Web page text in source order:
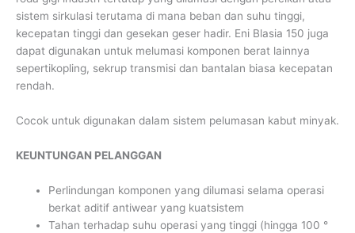
sistem sirkulasi terutama di mana beban dan suhu tinggi,
kecepatan tinggi dan gesekan geser hadir. Eni Blasia 150 juga
dapat digunakan untuk melumasi komponen berat lainnya
sepertikopling, sekrup transmisi dan bantalan biasa kecepatan
rendah.
Cocok untuk digunakan dalam sistem pelumasan kabut minyak.
KEUNTUNGAN PELANGGAN
Perlindungan komponen yang dilumasi selama operasi
berkat aditif antiwear yang kuatsistem
Tahan terhadap suhu operasi yang tinggi (hingga 100 °